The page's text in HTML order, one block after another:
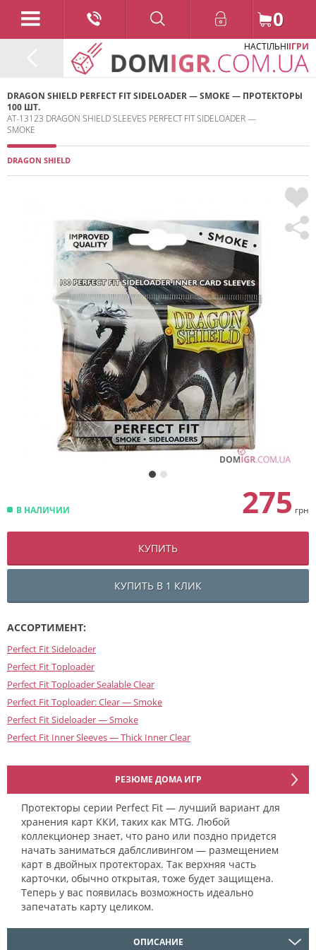
0
НАСТІЛЬНІІГРИ
DRAGON SHIELD PERFECT FIT SIDELOADER — SMOKE — ПРОТЕКТОРЫ
100 ШТ.
AT-13123 DRAGON SHIELD SLEEVES PERFECT FIT SIDELOADER —
SMOKE
DRAGON SHIELD
В НАЛИЧИИ 275 грн
КУПИТЬ
КУПИТЬ В 1 КЛИК
АССОРТИМЕНТ:
Perfect Fit Sideloader
Perfect Fit Toploader
Perfect Fit Toploader Sealable Clear
Perfect Fit Toploader: Clear — Smoke
Perfect Fit Sideloader — Smoke
Perfect Fit Inner Sleeves — Thick Inner Clear
РЕЗЮМЕ ДОМА ИГР
Протекторы серии Perfect Fit — лучший вариант для
хранения карт ККИ, таких как MTG. Любой
коллекционер знает, что рано или поздно придется
начать заниматься даблсливингом — размещением
карт в двойных протекторах. Так верхняя часть
карточки, обычно открытая, тоже будет защищена.
Теперь у вас появилась возможность идеально
запечатать карту целиком.
ОПИСАНИЕ